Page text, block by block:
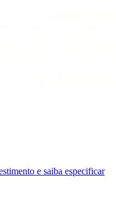
e saiba especificar